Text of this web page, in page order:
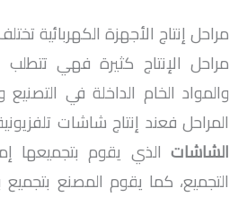
مراحل إنتاج الأجهزة الكهربائية
مراحل الإنتاج كثيرة فهي
والمواد الخام الداخلة في
المراحل فعند إنتاج شاشات
الشاشات الذي يقوم بتجميعها
التجميع، كما يقوم المصنع